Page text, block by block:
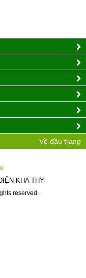
Về đầu trang
KHA THY
reserved.